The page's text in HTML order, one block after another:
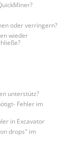
oder verringern?
wieder
unterstütz?
Fehler im
in Excavator
drops" im